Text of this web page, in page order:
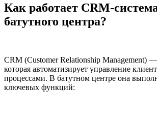
Как работает CRM-
батутного центра?
CRM (Customer Relationship Management) —
которая автоматизирует управление
процессами. В батутном центре она
ключевых функций: